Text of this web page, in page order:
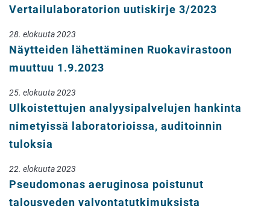
Vertailulaboratorion uutiskirje 3/2023
28. elokuuta 2023
Näytteiden lähettäminen Ruokavirastoon
muuttuu 1.9.2023
25. elokuuta 2023
Ulkoistettujen analyysipalvelujen hankinta
nimetyissä laboratorioissa, auditoinnin
tuloksia
22. elokuuta 2023
Pseudomonas aeruginosa poistunut
talousveden valvontatutkimuksista